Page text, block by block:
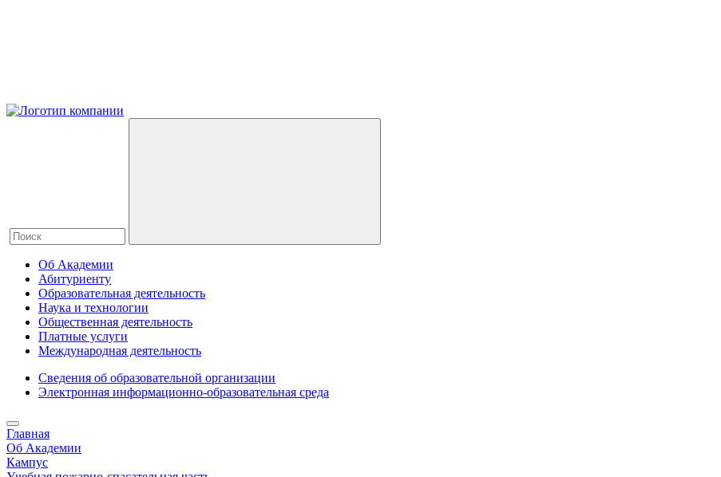
Об Академии
Абитуриенту
Образовательная деятельность
Наука и технологии
Общественная деятельность
Платные услуги
Международная деятельность
Сведения об образовательной организации
Электронная информационно-образовательная среда
Главная
Об Академии
Кампус